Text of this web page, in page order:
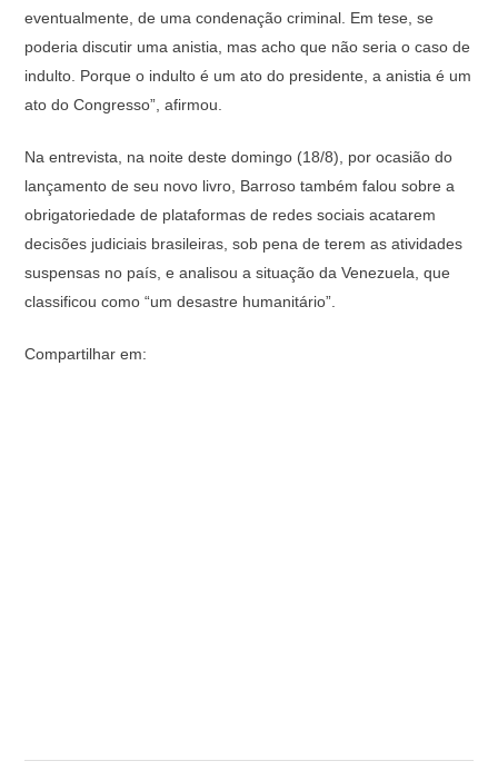
eventualmente, de uma condenação criminal. Em tese, se
poderia discutir uma anistia, mas acho que não seria o caso de
indulto. Porque o indulto é um ato do presidente, a anistia é um
ato do Congresso”, afirmou.
Na entrevista, na noite deste domingo (18/8), por ocasião do
lançamento de seu novo livro, Barroso também falou sobre a
obrigatoriedade de plataformas de redes sociais acatarem
decisões judiciais brasileiras, sob pena de terem as atividades
suspensas no país, e analisou a situação da Venezuela, que
classificou como “um desastre humanitário”.
Compartilhar em: